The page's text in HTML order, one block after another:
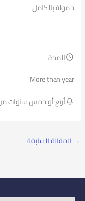
ممولة بالكامل
المدة
More than year
أربع أو خمس سنوات
→ المقالة السابقة